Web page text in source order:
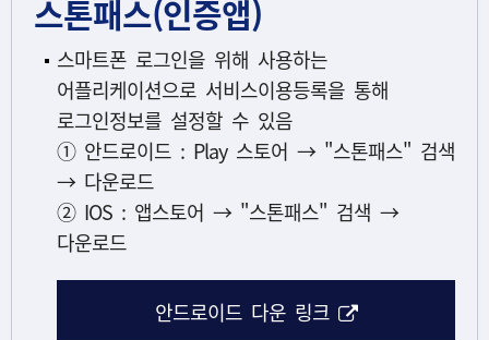
스톤패스(인증앱)
스마트폰 로그인을 위해 사용하는
어플리케이션으로 서비스이용등록을 통해
로그인정보를 설정할 수 있음
① 안드로이드 : Play 스토어 → "스톤패스" 검색
→ 다운로드
② IOS : 앱스토어 → "스톤패스" 검색 →
다운로드
안드로이드 다운 링크